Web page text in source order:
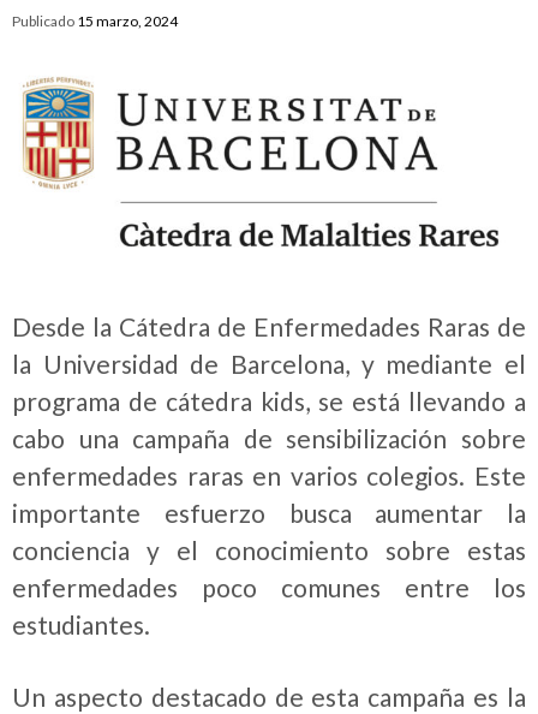
Publicado 15 marzo, 2024
Desde la Cátedra de Enfermedades Raras de
la Universidad de Barcelona, y mediante el
programa de cátedra kids, se está llevando a
cabo una campaña de sensibilización sobre
enfermedades raras en varios colegios. Este
importante esfuerzo busca aumentar la
conciencia y el conocimiento sobre estas
enfermedades poco comunes entre los
estudiantes.
Un aspecto destacado de esta campaña es la